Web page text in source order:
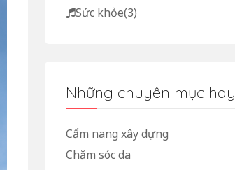
Sức khỏe(3)
Những chuyên mục hay
Cẩm nang xây dựng
Chăm sóc da